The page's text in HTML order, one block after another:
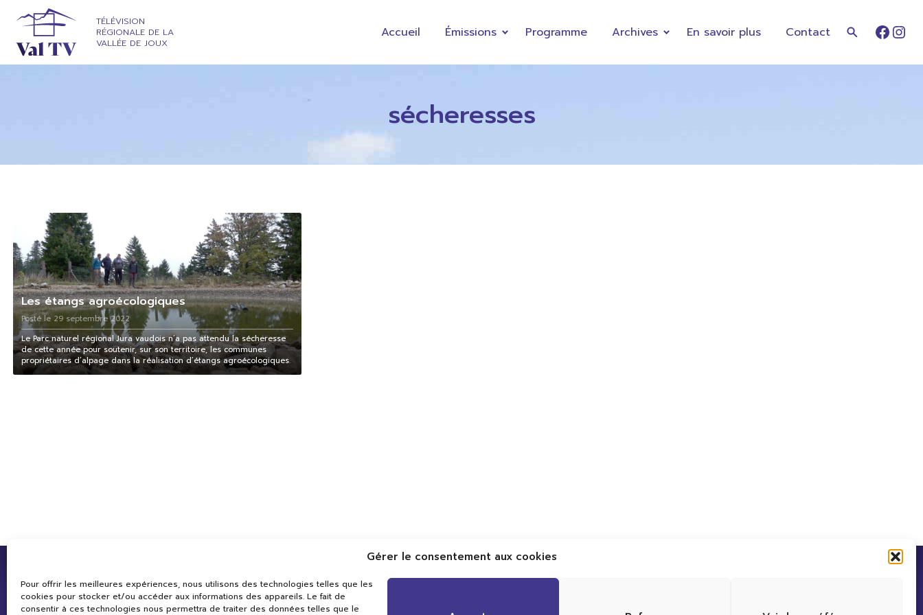
Gérer le consentement aux cookies
Pour offrir les meilleures expériences, nous utilisons des technologies telles que les
cookies pour stocker et/ou accéder aux informations des appareils. Le fait de
consentir à ces technologies nous permettra de traiter des données telles que le
TÉLÉVISION
RÉGIONALE DE LA
VALLÉE DE JOUX
Accueil Émissions Programme Archives En savoir plus Contact
sécheresses
Les étangs agroécologiques
Posté le 29 septembre 2022
Le Parc naturel régional Jura vaudois n’a pas attendu la sécheresse
de cette année pour soutenir, sur son territoire, les communes
propriétaires d’alpage dans la réalisation d’étangs agroécologiques.
Val TV